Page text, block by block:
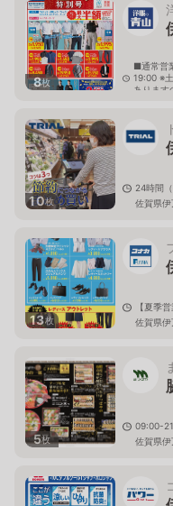
8枚
■通常営
19:00 ※
あります
10枚
24時間
佐賀県
13枚
【夏季
佐賀県
5枚
09:00-
佐賀県